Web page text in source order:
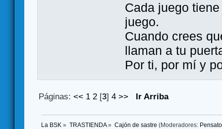
Cada juego
juego.
Cuando crees
llaman a tu
Por ti, por mí y
Páginas:<< 1 2 [3]4 >> Ir Arriba
La BSK » TRASTIENDA» Cajón de sastre (Moderadores: